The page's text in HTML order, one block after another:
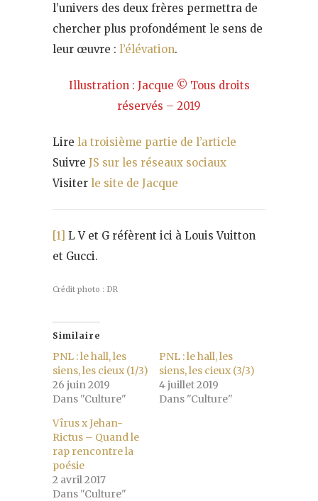
l’univers des deux frères permettra de
chercher plus profondément le sens de
leur œuvre : l’élévation.
Illustration : Jacque © Tous droits
réservés – 2019
Lire la troisième partie de l’article
Suivre JS sur les réseaux sociaux
Visiter le site de Jacque
[1] L V et G réfèrent ici à Louis Vuitton
et Gucci.
Crédit photo : DR
Similaire
PNL : le hall, les
siens, les cieux (1/3)
26 juin 2019
Dans "Culture"
PNL : le hall, les
siens, les cieux (3/3)
4 juillet 2019
Dans "Culture"
Vîrus x Jehan-
Rictus – Quand le
rap rencontre la
poésie
2 avril 2017
Dans "Culture"